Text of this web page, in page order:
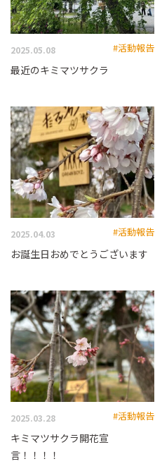
2025.05.08 #活動報告
最近のキミマツサクラ
2025.04.03 #活動報告
お誕生日おめでとうございます
2025.03.28 #活動報告
キミマツサクラ開花宣
言！！！！